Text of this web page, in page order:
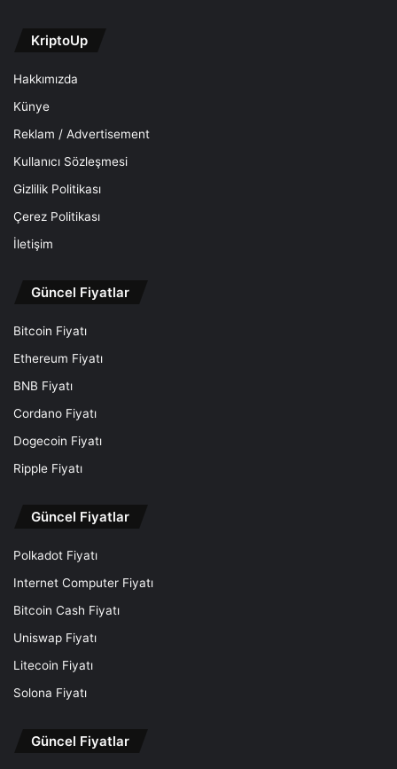
KriptoUp
Hakkımızda
Künye
Reklam / Advertisement
Kullanıcı Sözleşmesi
Gizlilik Politikası
Çerez Politikası
İletişim
Güncel Fiyatlar
Bitcoin Fiyatı
Ethereum Fiyatı
BNB Fiyatı
Cordano Fiyatı
Dogecoin Fiyatı
Ripple Fiyatı
Güncel Fiyatlar
Polkadot Fiyatı
Internet Computer Fiyatı
Bitcoin Cash Fiyatı
Uniswap Fiyatı
Litecoin Fiyatı
Solona Fiyatı
Güncel Fiyatlar